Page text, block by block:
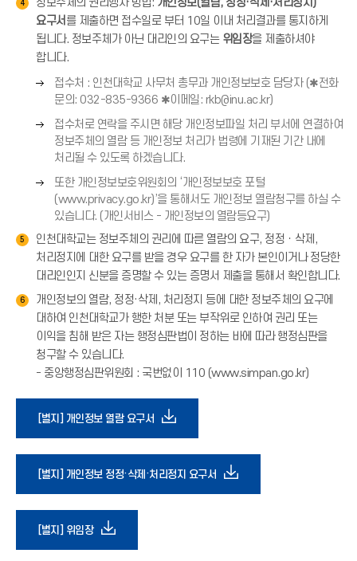
(
→
)
살
표
(
→
)
4 정보주체의 권리행사 방법: 개인정보(열람, 정정·삭제·처리정지)
요구서 를 제출하면 접수일로 부터 10일 이내 처리결과를 통지하게
됩니다. 정보주체가 아닌 대리인의 요구는 위임장을 제출하셔야
합니다.
오
른
쪽
화
살
표
(
→
)
접수처 : 인천대학교 사무처 총무과 개인정보보호 담당자 (✱전화
문의: 032-835-9366 ✱이메일: rkb@inu.ac.kr)
오
른
쪽
화
살
표
(
→
)
접수처로 연락을 주시면 해당 개인정보파일 처리 부서에 연결하여
정보주체의 열람 등 개인정보 처리가 법령에 기재된 기간 내에
처리될 수 있도록 하겠습니다.
오
른
쪽
화
살
표
(
→
)
또한 개인정보보호위원회의 ‘개인정보보호 포털
(www.privacy.go.kr)’을 통해서도 개인정보 열람청구를 하실 수
있습니다. (개인서비스 - 개인정보의 열람등요구)
5
인천대학교는 정보주체의 권리에 따른 열람의 요구, 정정ㆍ삭제,
처리정지에 대한 요구를 받을 경우 요구를 한 자가 본인이거나 정당한
대리인인지 신분을 증명할 수 있는 증명서 제출을 통해서 확인합니다.
6
개인정보의 열람, 정정·삭제, 처리정지 등에 대한 정보주체의 요구에
대하여 인천대학교가 행한 처분 또는 부작위로 인하여 권리 또는
이익을 침해 받은 자는 행정심판법이 정하는 바에 따라 행정심판을
청구할 수 있습니다.
- 중앙행정심판위원회 : 국번없이 110 (www.simpan.go.kr)
[별지] 개인정보 열람 요구서 다
운
로
[별지] 개인정보 정정·삭제·처리정지 요구서 다
[별지] 위임장다